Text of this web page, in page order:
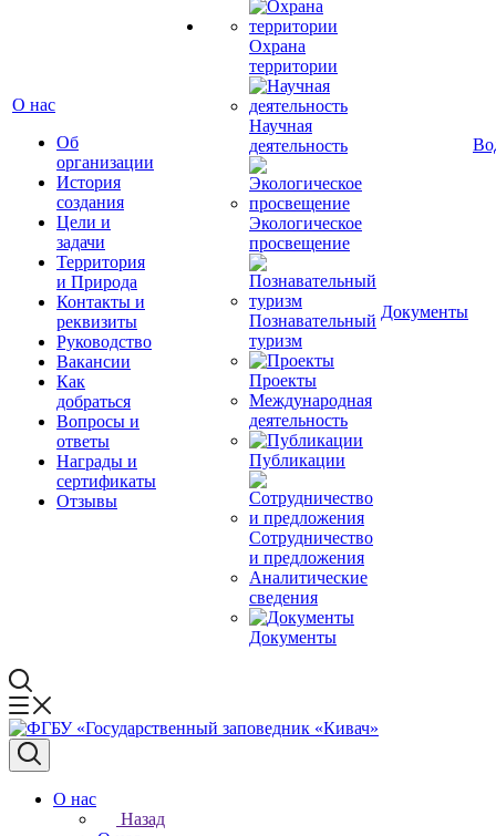
О нас
Об
организации
История
создания
Цели и
задачи
Территория
и Природа
Контакты и
реквизиты
Руководство
Вакансии
Как
добраться
Вопросы и
ответы
Награды и
сертификаты
Отзывы
Охрана
территории
Научная
деятельность
Экологическое
просвещение
Познавательный
туризм
Проекты
Международная
деятельность
Публикации
Сотрудничество
и предложения
Аналитические
сведения
Документы
Документы
О нас
Назад